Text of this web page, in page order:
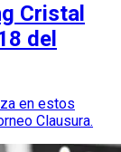
Cristal
del
en estos
Clausura.